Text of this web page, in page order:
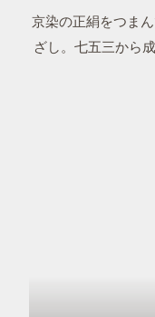
京染の正絹をつま
ざし。七五三から